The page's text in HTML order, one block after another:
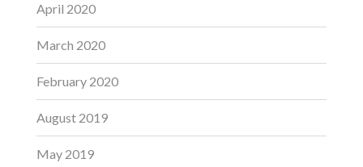
April 2020
March 2020
February 2020
August 2019
May 2019